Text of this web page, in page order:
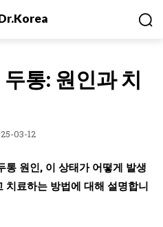
통: 원인과 치
03-12
통 원인, 이 상태가 어떻게 발생
치료하는 방법에 대해 설명합니